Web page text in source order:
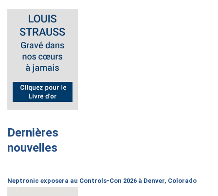
Dernières
nouvelles
Neptronic exposera au Controls-Con 2026 à Denver, Colorado